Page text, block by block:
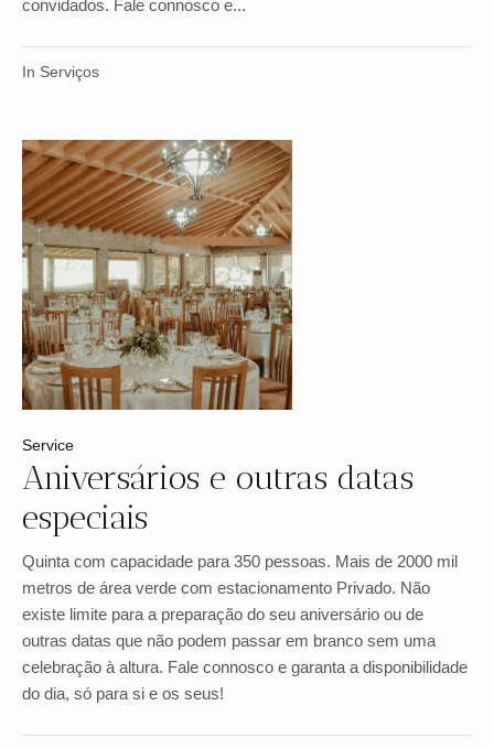
convidados. Fale connosco e...
In Serviços
Service
Aniversários e outras datas
especiais
Quinta com capacidade para 350 pessoas. Mais de 2000 mil
metros de área verde com estacionamento Privado. Não
existe limite para a preparação do seu aniversário ou de
outras datas que não podem passar em branco sem uma
celebração à altura. Fale connosco e garanta a disponibilidade
do dia, só para si e os seus!